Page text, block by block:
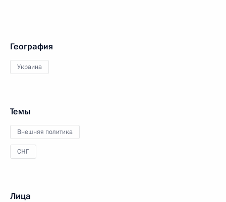
География
Украина
Темы
Внешняя политика
СНГ
Лица